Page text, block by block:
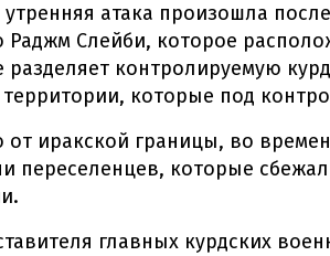
атака произошла
Раджм Слейби, которое
разделяет контролируемую
которые под
от иракской границы, во
переселенцев, которые
главных курдских